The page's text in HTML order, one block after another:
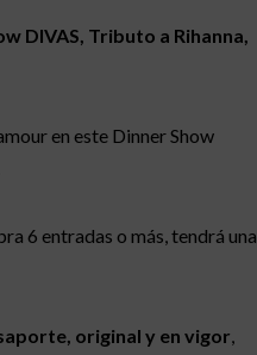
DIVAS, Tributo a Rihanna,
en este Dinner Show
6 entradas o más, tendrá una
original y en vigor,